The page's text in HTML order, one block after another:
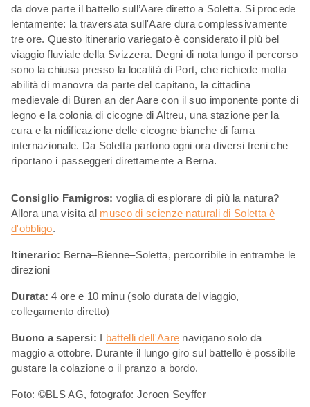
da dove parte il battello sull’Aare diretto a Soletta. Si procede
lentamente: la traversata sull'Aare dura complessivamente
tre ore. Questo itinerario variegato è considerato il più bel
viaggio fluviale della Svizzera. Degni di nota lungo il percorso
sono la chiusa presso la località di Port, che richiede molta
abilità di manovra da parte del capitano, la cittadina
medievale di Büren an der Aare con il suo imponente ponte di
legno e la colonia di cicogne di Altreu, una stazione per la
cura e la nidificazione delle cicogne bianche di fama
internazionale. Da Soletta partono ogni ora diversi treni che
riportano i passeggeri direttamente a Berna.
Consiglio Famigros: voglia di esplorare di più la natura?
Allora una visita al museo di scienze naturali di Soletta è
d'obbligo.
Itinerario: Berna–Bienne–Soletta, percorribile in entrambe le
direzioni
Durata:4 ore e 10 minu (solo durata del viaggio,
collegamento diretto)
Buono a sapersi: I battelli dell'Aare navigano solo da
maggio a ottobre. Durante il lungo giro sul battello è possibile
gustare la colazione o il pranzo a bordo.
Foto: ©BLS AG, fotografo: Jeroen Seyffer